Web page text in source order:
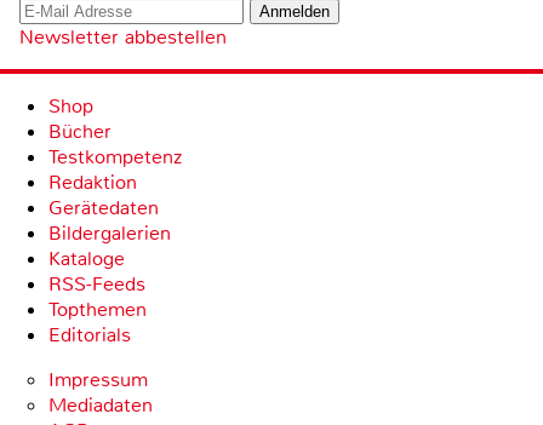
Newsletter abbestellen
Shop
Bücher
Testkompetenz
Redaktion
Gerätedaten
Bildergalerien
Kataloge
RSS-Feeds
Topthemen
Editorials
Impressum
Mediadaten